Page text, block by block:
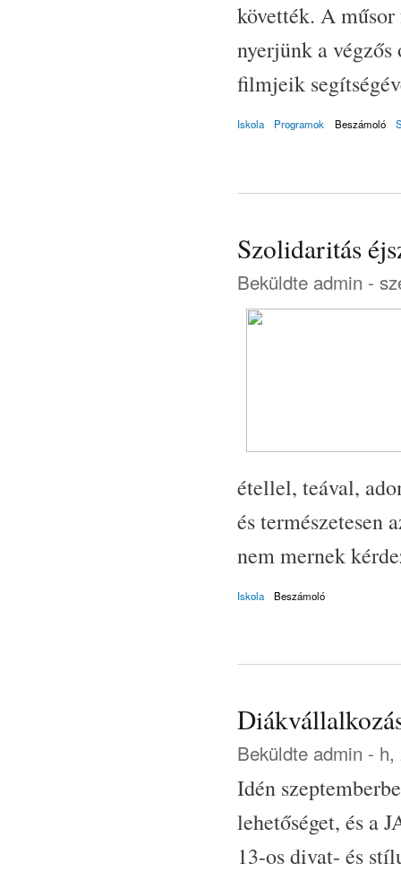
követték. A
nyerjünk a
filmjeik
Iskola Programok Beszámoló
Szolidaritás
Beküldte admin -
étellel, teával,
és természetesen
nem mernek
Iskola Beszámoló
Beküldte admin - h,
Idén
lehetőséget, és a
13-os divat- és